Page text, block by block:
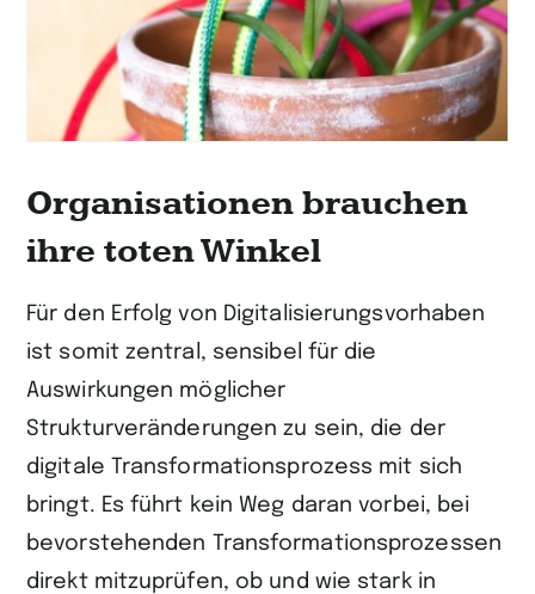
Organisationen brauchen
ihre toten Winkel
Für den Erfolg von Digitalisierungsvorhaben
ist somit zentral, sensibel für die
Auswirkungen möglicher
Strukturveränderungen zu sein, die der
digitale Transformationsprozess mit sich
bringt. Es führt kein Weg daran vorbei, bei
bevorstehenden Transformationsprozessen
direkt mitzuprüfen, ob und wie stark in